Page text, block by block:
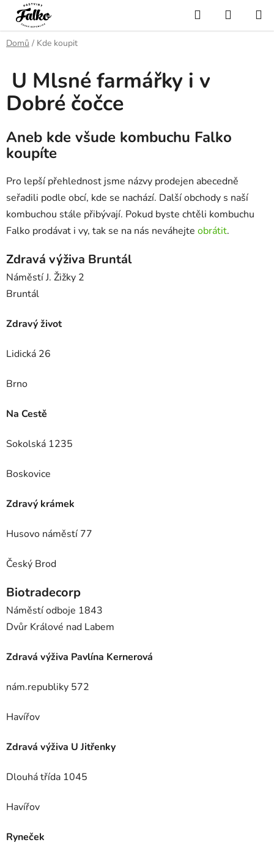
Přejít
obsah
Hledat
KOŠÍK
Domů / Kde koupit
U Mlsné farmářky i v
Dobré čočce
Aneb kde všude kombuchu Falko
koupíte
Pro lepší přehlednost jsme názvy prodejen abecedně
seřadili podle obcí, kde se nachází. Další obchody s naší
kombuchou stále přibývají. Pokud byste chtěli kombuchu
Falko prodávat i vy, tak se na nás neváhejte obrátit.
Zdravá výživa Bruntál
Náměstí J. Žižky 2
Bruntál
Zdravý život
Lidická 26
Brno
Na Cestě
Sokolská 1235
Boskovice
Zdravý krámek
Husovo náměstí 77
Český Brod
Biotradecorp
Náměstí odboje 1843
Dvůr Králové nad Labem
Zdravá výživa Pavlína Kernerová
nám.republiky 572
Havířov
Zdravá výživa U Jitřenky
Dlouhá třída 1045
Havířov
Ryneček